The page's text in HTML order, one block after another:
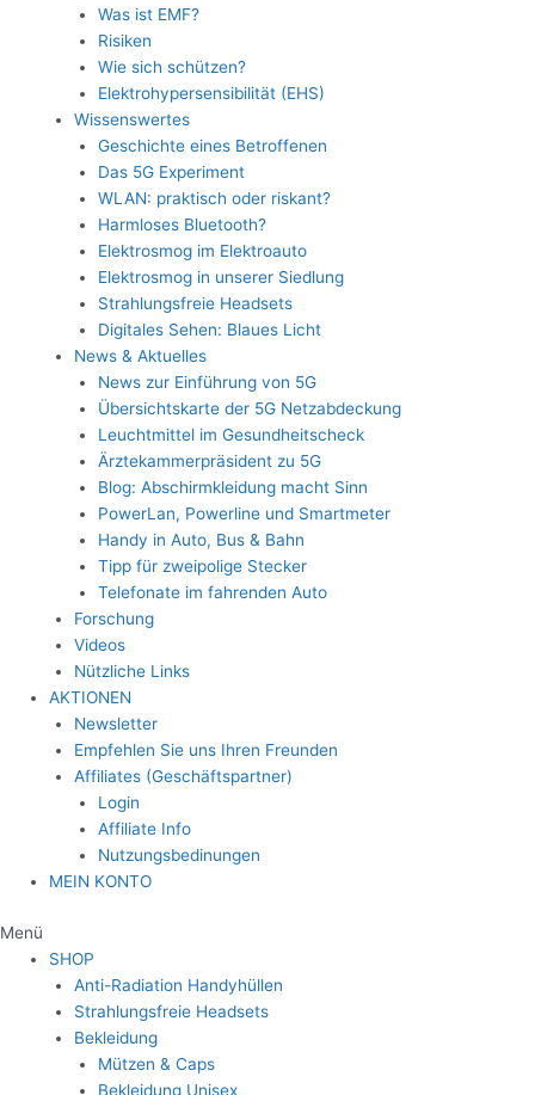
Was ist EMF?
Risiken
Wie sich schützen?
Elektrohypersensibilität (EHS)
Wissenswertes
Geschichte eines Betroffenen
Das 5G Experiment
WLAN: praktisch oder riskant?
Harmloses Bluetooth?
Elektrosmog im Elektroauto
Elektrosmog in unserer Siedlung
Strahlungsfreie Headsets
Digitales Sehen: Blaues Licht
News & Aktuelles
News zur Einführung von 5G
Übersichtskarte der 5G Netzabdeckung
Leuchtmittel im Gesundheitscheck
Ärztekammerpräsident zu 5G
Blog: Abschirmkleidung macht Sinn
PowerLan, Powerline und Smartmeter
Handy in Auto, Bus & Bahn
Tipp für zweipolige Stecker
Telefonate im fahrenden Auto
Forschung
Videos
Nützliche Links
AKTIONEN
Newsletter
Empfehlen Sie uns Ihren Freunden
Affiliates (Geschäftspartner)
Login
Affiliate Info
Nutzungsbedinungen
MEIN KONTO
Menü
SHOP
Anti-Radiation Handyhüllen
Strahlungsfreie Headsets
Bekleidung
Mützen & Caps
Bekleidung Unisex